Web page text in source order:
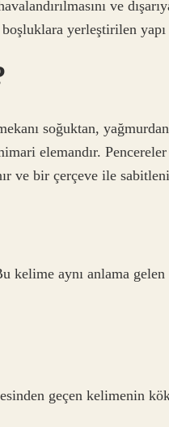
ve
yerleştirilen yapı
soğuktan,
elemandır.
ve bir çerçeve ile
aynı anlama gelen
geçen kelimenin